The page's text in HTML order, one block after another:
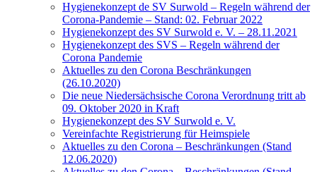
Hygienekonzept de SV Surwold – Regeln während der
Corona-Pandemie – Stand: 02. Februar 2022
Hygienekonzept des SV Surwold e. V. – 28.11.2021
Hygienekonzept des SVS – Regeln während der
Corona Pandemie
Aktuelles zu den Corona Beschränkungen
(26.10.2020)
Die neue Niedersächsische Corona Verordnung tritt ab
09. Oktober 2020 in Kraft
Hygienekonzept des SV Surwold e. V.
Vereinfachte Registrierung für Heimspiele
Aktuelles zu den Corona – Beschränkungen (Stand
12.06.2020)